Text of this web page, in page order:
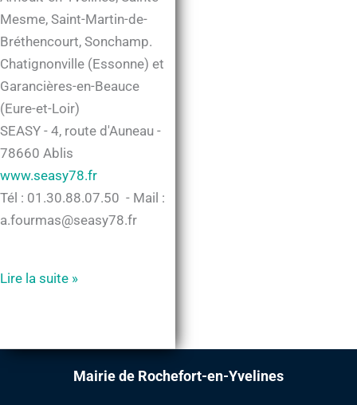
Mesme, Saint-Martin-de-
Bréthencourt, Sonchamp.
Chatignonville (Essonne) et
Garancières-en-Beauce
(Eure-et-Loir)
SEASY - 4, route d'Auneau -
78660 Ablis
www.seasy78.fr
Tél : 01.30.88.07.50 - Mail :
a.fourmas@seasy78.fr
Syndicat
d’eau
Lire la suite »
Mairie de Rochefort-en-Yvelines